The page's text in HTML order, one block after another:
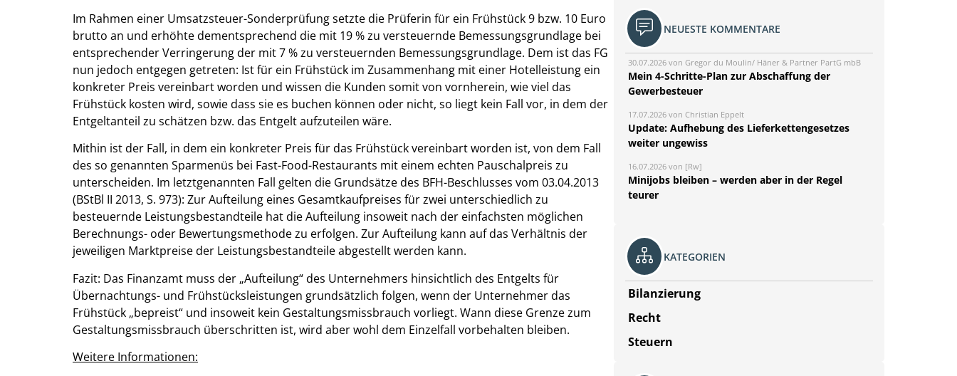
Im Rahmen einer Umsatzsteuer-Sonderprüfung setzte die Prüferin für ein Frühstück 9 bzw. 10 Euro
brutto an und erhöhte dementsprechend die mit 19 % zu versteuernde Bemessungsgrundlage bei
entsprechender Verringerung der mit 7 % zu versteuernden Bemessungsgrundlage. Dem ist das FG
nun jedoch entgegen getreten: Ist für ein Frühstück im Zusammenhang mit einer Hotelleistung ein
konkreter Preis vereinbart worden und wissen die Kunden somit von vornherein, wie viel das
Frühstück kosten wird, sowie dass sie es buchen können oder nicht, so liegt kein Fall vor, in dem der
Entgeltanteil zu schätzen bzw. das Entgelt aufzuteilen wäre.
Mithin ist der Fall, in dem ein konkreter Preis für das Frühstück vereinbart worden ist, von dem Fall
des so genannten Sparmenüs bei Fast-Food-Restaurants mit einem echten Pauschalpreis zu
unterscheiden. Im letztgenannten Fall gelten die Grundsätze des BFH-Beschlusses vom 03.04.2013
(BStBl II 2013, S. 973): Zur Aufteilung eines Gesamtkaufpreises für zwei unterschiedlich zu
besteuernde Leistungsbestandteile hat die Aufteilung insoweit nach der einfachsten möglichen
Berechnungs- oder Bewertungsmethode zu erfolgen. Zur Aufteilung kann auf das Verhältnis der
jeweiligen Marktpreise der Leistungsbestandteile abgestellt werden kann.
Fazit: Das Finanzamt muss der „Aufteilung“ des Unternehmers hinsichtlich des Entgelts für
Übernachtungs- und Frühstücksleistungen grundsätzlich folgen, wenn der Unternehmer das
Frühstück „bepreist“ und insoweit kein Gestaltungsmissbrauch vorliegt. Wann diese Grenze zum
Gestaltungsmissbrauch überschritten ist, wird aber wohl dem Einzelfall vorbehalten bleiben.
Weitere Informationen:
NEUESTE KOMMENTARE
30.07.2026 von Gregor du Moulin/ Häner & Partner PartG mbB
Mein 4-Schritte-Plan zur Abschaffung der
Gewerbesteuer
17.07.2026 von Christian Eppelt
Update: Aufhebung des Lieferkettengesetzes
weiter ungewiss
16.07.2026 von [Rw]
Minijobs bleiben – werden aber in der Regel
teurer
KATEGORIEN
Bilanzierung
Recht
Steuern